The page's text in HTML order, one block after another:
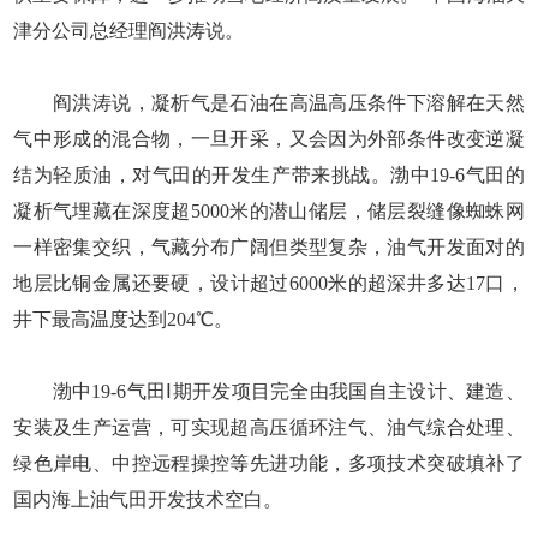
津分公司总经理阎洪涛说。
阎洪涛说，凝析气是石油在高温高压条件下溶解在天然
气中形成的混合物，一旦开采，又会因为外部条件改变逆凝
结为轻质油，对气田的开发生产带来挑战。渤中19-6气田的
凝析气埋藏在深度超5000米的潜山储层，储层裂缝像蜘蛛网
一样密集交织，气藏分布广阔但类型复杂，油气开发面对的
地层比铜金属还要硬，设计超过6000米的超深井多达17口，
井下最高温度达到204℃。
渤中19-6气田Ⅰ期开发项目完全由我国自主设计、建造、
安装及生产运营，可实现超高压循环注气、油气综合处理、
绿色岸电、中控远程操控等先进功能，多项技术突破填补了
国内海上油气田开发技术空白。